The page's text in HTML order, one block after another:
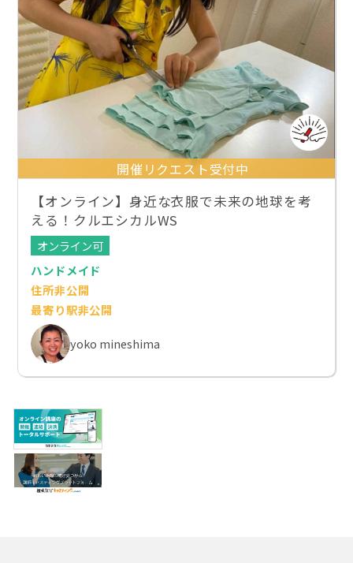
開催リクエスト受付中
【オンライン】身近な衣服で未来の地球を考
える！クルエシカルWS
オンライン可
ハンドメイド
住所非公開
最寄り駅非公開
yoko mineshima